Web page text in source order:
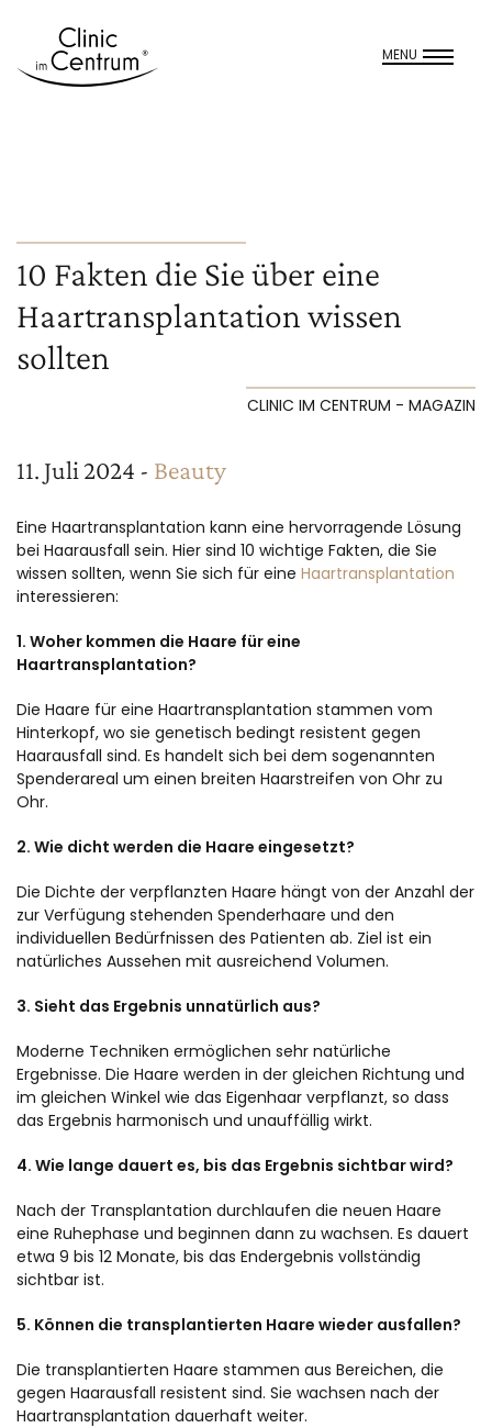
MENU
10 Fakten die Sie über eine
Haartransplantation wissen
sollten
CLINIC IM CENTRUM - MAGAZIN
11. Juli 2024 - Beauty
Eine Haartransplantation kann eine hervorragende Lösung
bei Haarausfall sein. Hier sind 10 wichtige Fakten, die Sie
wissen sollten, wenn Sie sich für eine Haartransplantation
interessieren:
1. Woher kommen die Haare für eine
Haartransplantation?
Die Haare für eine Haartransplantation stammen vom
Hinterkopf, wo sie genetisch bedingt resistent gegen
Haarausfall sind. Es handelt sich bei dem sogenannten
Spenderareal um einen breiten Haarstreifen von Ohr zu
Ohr.
2. Wie dicht werden die Haare eingesetzt?
Die Dichte der verpflanzten Haare hängt von der Anzahl der
zur Verfügung stehenden Spenderhaare und den
individuellen Bedürfnissen des Patienten ab. Ziel ist ein
natürliches Aussehen mit ausreichend Volumen.
3. Sieht das Ergebnis unnatürlich aus?
Moderne Techniken ermöglichen sehr natürliche
Ergebnisse. Die Haare werden in der gleichen Richtung und
im gleichen Winkel wie das Eigenhaar verpflanzt, so dass
das Ergebnis harmonisch und unauffällig wirkt.
4. Wie lange dauert es, bis das Ergebnis sichtbar wird?
Nach der Transplantation durchlaufen die neuen Haare
eine Ruhephase und beginnen dann zu wachsen. Es dauert
etwa 9 bis 12 Monate, bis das Endergebnis vollständig
sichtbar ist.
5. Können die transplantierten Haare wieder ausfallen?
Die transplantierten Haare stammen aus Bereichen, die
gegen Haarausfall resistent sind. Sie wachsen nach der
Haartransplantation dauerhaft weiter.